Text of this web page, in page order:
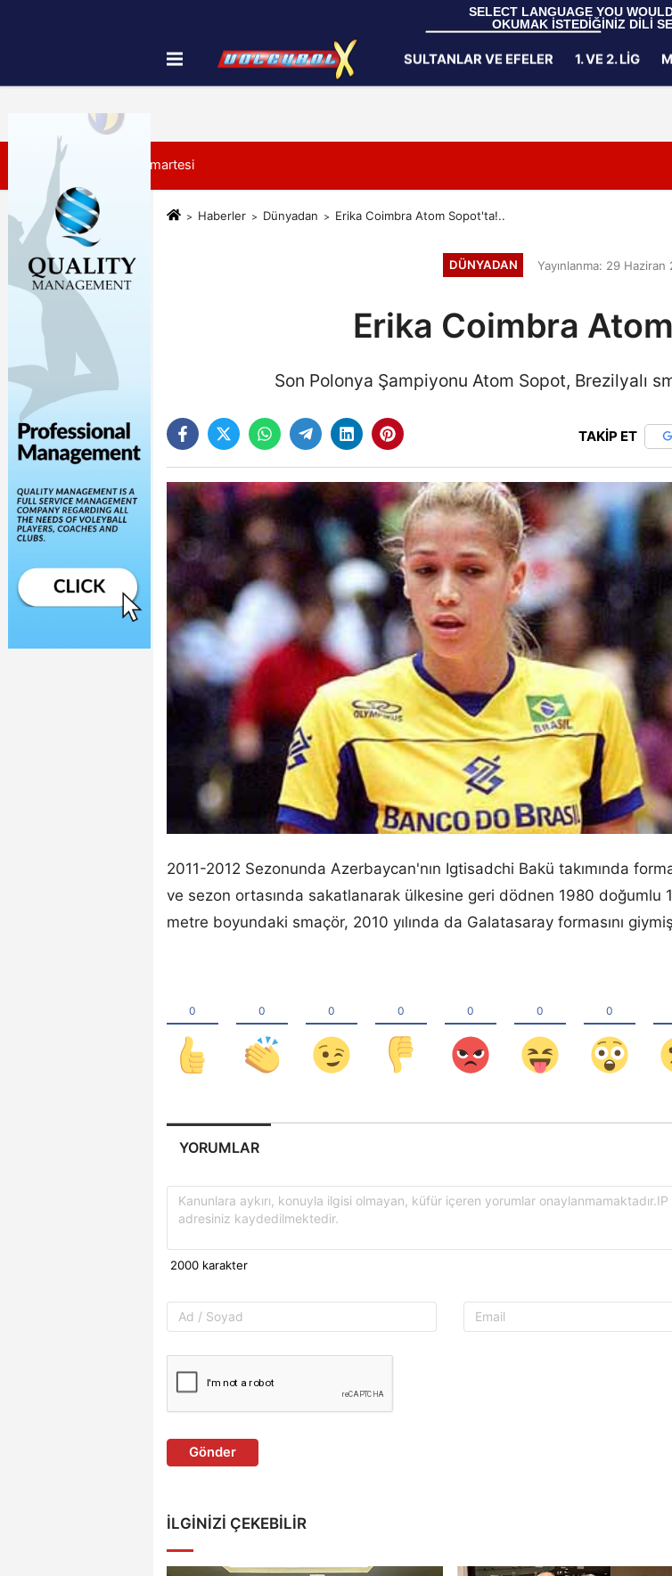
SELECT LANGUAGE YOU
OKUMAK İSTEDİĞİNİZ DİLİ
İletişim Çerez Politikası
SULTANLAR VE EFELER 1. VE 2. LIG
8 Ağustos 2026, Cumartesi
Haberler Dünyadan Erika Coimbra Atom Sopot'ta!..
DÜNYADAN Yayınlanma: 29
Erika Coimbra
Son Polonya Şampiyonu Atom Sopot, Brezilyalı
TAKİP ET
2011-2012 Sezonunda Azerbaycan'nın Igtisadchi Bakü takımında
ve sezon ortasında sakatlanarak ülkesine geri dödnen 1980 doğumlu
metre boyundaki smaçör, 2010 yılında da Galatasaray formasını
YORUMLAR
Gönder
İLGINIZI ÇEKEBILIR